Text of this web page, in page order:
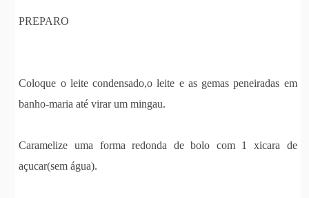
PREPARO
Coloque o leite condensado,o leite e as gemas peneiradas em
banho-maria até virar um mingau.
Caramelize uma forma redonda de bolo com 1 xicara de
açucar(sem água).